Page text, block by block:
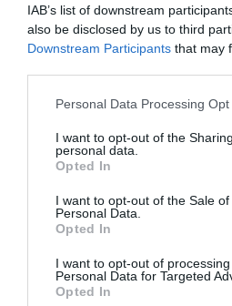
IAB’s list of downstream
also be disclosed by us to third
Downstream Participants that may
Please note that this website/app
not limited to your visit or usage
grant or deny consent to Google
use your data for below specified
consent section.
Personal Data Processing
I want to opt-out of the
personal data.
Opted In
I want to opt-out of the Sale of
Personal Data.
Opted In
I want to opt-out of
Personal Data for Targeted
Opted In
a következő mindennapi
Reggeli rutin: A
időpontban fokozatosan
a kellemes hőérzet
pedig felgyulladnak a
Távozás otthonról:
jelenetet. Ekkor az összes
fűtés vezérlés takarékos
riasztórendszer.
Jelenlét-szimuláció